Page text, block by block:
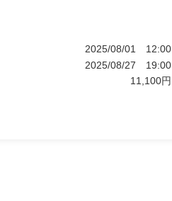
2025/08/01
12:00
2025/08/27
19:00
11,100円